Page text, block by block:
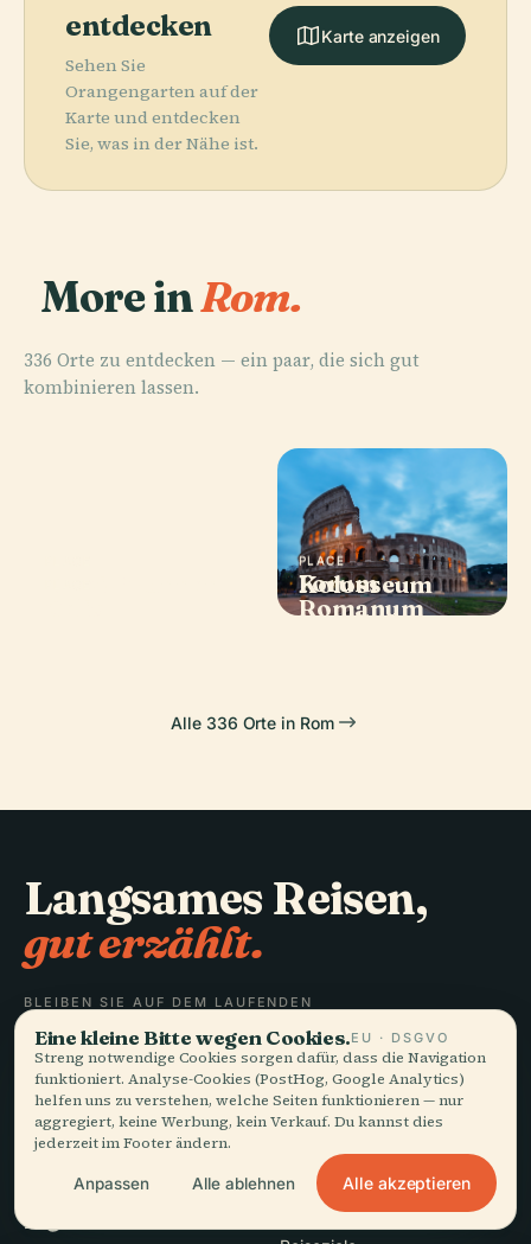
entdecken
Sehen Sie
Orangengarten auf der
Karte und entdecken
Sie, was in der Nähe ist.
Karte anzeigen
More inRom.
336 Orte zu entdecken — ein paar, die sich gut
kombinieren lassen.
PLACE
Kolosseum
PLACE
Forum
Romanum
Alle 336 Orte in Rom
Langsames Reisen,
gut erzählt.
BLEIBEN SIE AUF DEM LAUFENDEN
Beitreten
ENTDECKEN
Eine kleine Bitte wegen Cookies.EU · DSGVO
Streng notwendige Cookies sorgen dafür, dass die Navigation
funktioniert. Analyse-Cookies (PostHog, Google Analytics)
helfen uns zu verstehen, welche Seiten funktionieren — nur
aggregiert, keine Werbung, kein Verkauf. Du kannst dies
jederzeit im Footer ändern.
Anpassen Alle ablehnen Alle akzeptieren